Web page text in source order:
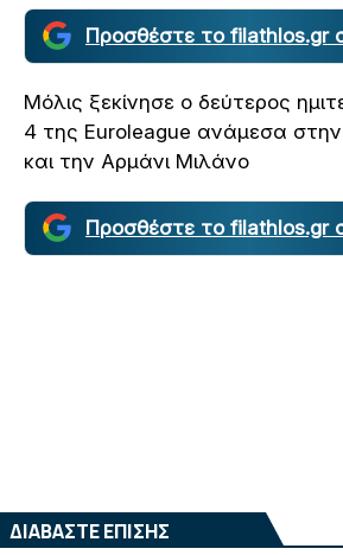
Προσθέστε το filathlos.gr
Μόλις ξεκίνησε ο δεύτερος
4 της Euroleague ανάμεσα
και την Αρμάνι Μιλάνο
Προσθέστε το filathlos.gr
ΔΙΑΒΑΣΤΕ ΕΠΙΣΗΣ